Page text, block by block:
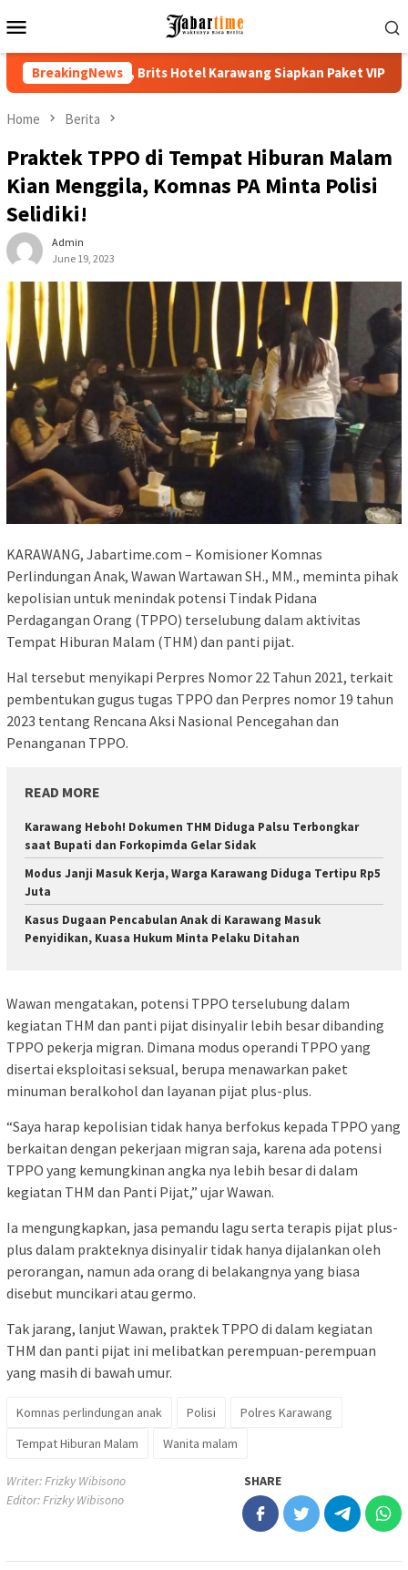
to
Menu
BreakingNews
Karawang Siapkan Paket VIP Buka PKKMB 2026,
Home Berita
Praktek TPPO di Tempat Hiburan Malam
Kian Menggila, Komnas PA Minta Polisi
Selidiki!
Admin
June 19, 2023
KARAWANG, Jabartime.com – Komisioner Komnas
Perlindungan Anak, Wawan Wartawan SH., MM., meminta pihak
kepolisian untuk menindak potensi Tindak Pidana
Perdagangan Orang (TPPO) terselubung dalam aktivitas
Tempat Hiburan Malam (THM) dan panti pijat.
Hal tersebut menyikapi Perpres Nomor 22 Tahun 2021, terkait
pembentukan gugus tugas TPPO dan Perpres nomor 19 tahun
2023 tentang Rencana Aksi Nasional Pencegahan dan
Penanganan TPPO.
READ MORE
Karawang Heboh! Dokumen THM Diduga Palsu Terbongkar
saat Bupati dan Forkopimda Gelar Sidak
Modus Janji Masuk Kerja, Warga Karawang Diduga Tertipu Rp5
Juta
Kasus Dugaan Pencabulan Anak di Karawang Masuk
Penyidikan, Kuasa Hukum Minta Pelaku Ditahan
Wawan mengatakan, potensi TPPO terselubung dalam
kegiatan THM dan panti pijat disinyalir lebih besar dibanding
TPPO pekerja migran. Dimana modus operandi TPPO yang
disertai eksploitasi seksual, berupa menawarkan paket
minuman beralkohol dan layanan pijat plus-plus.
“Saya harap kepolisian tidak hanya berfokus kepada TPPO yang
berkaitan dengan pekerjaan migran saja, karena ada potensi
TPPO yang kemungkinan angka nya lebih besar di dalam
kegiatan THM dan Panti Pijat,” ujar Wawan.
Ia mengungkapkan, jasa pemandu lagu serta terapis pijat plus-
plus dalam prakteknya disinyalir tidak hanya dijalankan oleh
perorangan, namun ada orang di belakangnya yang biasa
disebut muncikari atau germo.
Tak jarang, lanjut Wawan, praktek TPPO di dalam kegiatan
THM dan panti pijat ini melibatkan perempuan-perempuan
yang masih di bawah umur.
Komnas perlindungan anak Polisi
Polres Karawang
Tempat Hiburan Malam
Wanita malam
Writer: Frizky Wibisono
Editor: Frizky Wibisono
SHARE